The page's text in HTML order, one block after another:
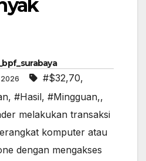
#$32,70,
, #Hasil, #Mingguan,,
melakukan transaksi
komputer atau
dengan mengakses